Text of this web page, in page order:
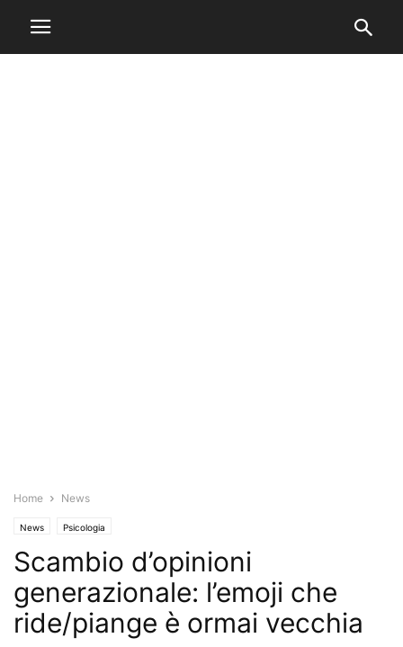
Home News
News Psicologia
Scambio d’opinioni
generazionale: l’emoji che
ride/piange è ormai vecchia